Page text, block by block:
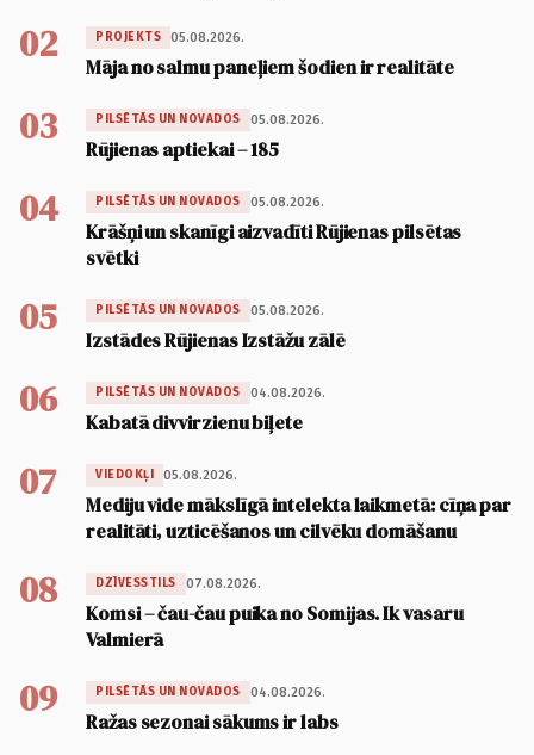
02 PROJEKTS 05.08.2026.
Māja no salmu paneļiem šodien ir realitāte
03 PILSĒTĀS UN NOVADOS 05.08.2026.
Rūjienas aptiekai – 185
04 PILSĒTĀS UN NOVADOS 05.08.2026.
Krāšņi un skanīgi aizvadīti Rūjienas pilsētas
svētki
05 PILSĒTĀS UN NOVADOS 05.08.2026.
Izstādes Rūjienas Izstāžu zālē
06 PILSĒTĀS UN NOVADOS 04.08.2026.
Kabatā divvirzienu biļete
07 VIEDOKĻI 05.08.2026.
Mediju vide mākslīgā intelekta laikmetā: cīņa par
realitāti, uzticēšanos un cilvēku domāšanu
08 DZĪVESSTILS 07.08.2026.
Komsi – čau-čau puika no Somijas. Ik vasaru
Valmierā
09 PILSĒTĀS UN NOVADOS 04.08.2026.
Ražas sezonai sākums ir labs